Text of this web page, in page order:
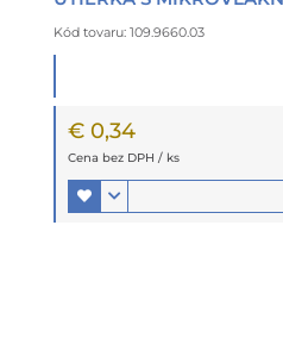
Kód tovaru: 109.9660.03
€ 0,34
Cena bez DPH / ks